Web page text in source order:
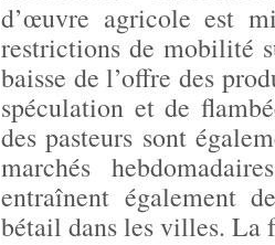
d’œuvre agricole est
restrictions de mobilité
baisse de l’offre des
spéculation et de
des pasteurs sont
marchés
entraînent également
bétail dans les villes. La